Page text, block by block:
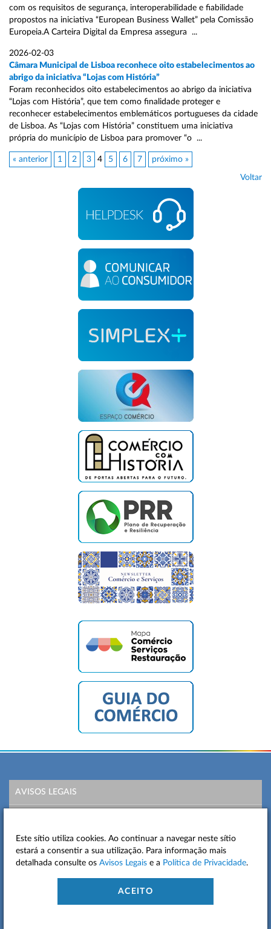
com os requisitos de segurança, interoperabilidade e fiabilidade
propostos na iniciativa “European Business Wallet” pela Comissão
Europeia.A Carteira Digital da Empresa assegura ...
2026-02-03
Câmara Municipal de Lisboa reconhece oito estabelecimentos ao
abrigo da iniciativa “Lojas com História”
Foram reconhecidos oito estabelecimentos ao abrigo da iniciativa
“Lojas com História”, que tem como finalidade proteger e
reconhecer estabelecimentos emblemáticos portugueses da cidade
de Lisboa. As “Lojas com História” constituem uma iniciativa
própria do município de Lisboa para promover “o ...
« anterior 1 2 3 4 5 6 7 próximo »
Voltar
AVISOS LEGAIS
MAPA DO SITE
CONTACTOS
Este sítio utiliza cookies. Ao continuar a navegar neste sítio
estará a consentir a sua utilização. Para informação mais
detalhada consulte os Avisos Legais e a Política de Privacidade.
ACEITO